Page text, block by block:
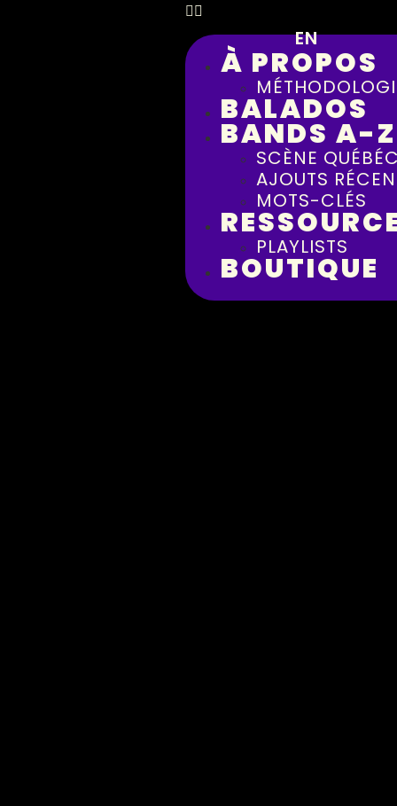
EN
À PROPOS
BALADOS
BANDS A-Z
SCÈNE
AJOUTS
MOTS-CLÉS
PLAYLISTS
BOUTIQUE